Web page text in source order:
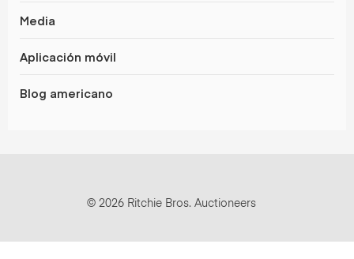
Media
Aplicación móvil
Blog americano
© 2026 Ritchie Bros. Auctioneers